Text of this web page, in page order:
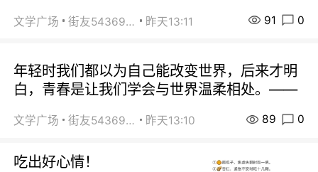
文学广场 街友54369822 昨天13:11 91 0
年轻时我们都以为自己能改变世界，后来才明
白，青春是让我们学会与世界温柔相处。——
文学广场 街友54369822 昨天13:10 89 0
吃出好心情！